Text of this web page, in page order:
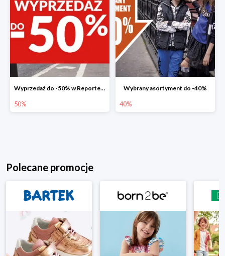
Wyprzedaż do -50% w Reporter Young
50%
Wybrany asortyment do -40%
40%
Polecane promocje